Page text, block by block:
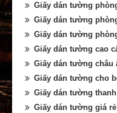
Giấy dán tường
Giấy dán tường
Giấy dán tường
Giấy dán tường cao
Giấy dán tường châu
Giấy dán tường cho
Giấy dán tường
Giấy dán tường giá rẻ